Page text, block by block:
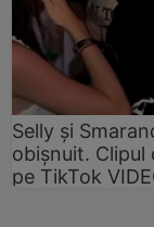
Selly și
obișnuit. Clipul
pe TikTok